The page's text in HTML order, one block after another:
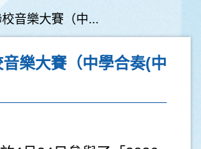
音樂大賽（中...
樂大賽（中學合奏(中